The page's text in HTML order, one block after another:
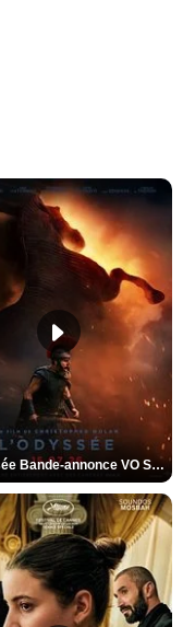
L'Odyssée Bande-annonce VO STFR